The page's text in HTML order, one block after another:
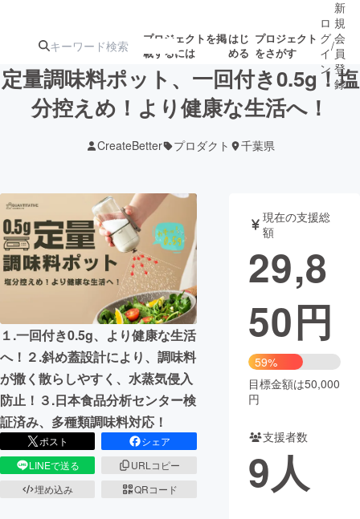
プロジェクトを掲
載するには
はじ
める
プロジェクト
をさがす
ターン
注目の新着プロ
ジェクト
募集終了が近いプ
ロジェクト
アート・写真 音楽
テクノロジー・ガジェット ゲーム・
映像・映画 書籍・雑誌
ビジネス・起業 チャレンジ
まちづくり・地域活性化
CAMPFIRE for Social Good CAMPFIRE Creation
CAMPFIREふるさと納税
コミュニティ
ロ
グ
イ
ン
/
新
規
会
員
登
録
定量調味料ポット、一回付き0.5g！塩
分控えめ！より健康な生活へ！
CreateBetter プロダクト 千葉県
１.一回付き0.5g、より健康な生活
へ！２.斜め蓋設計により、調味料
が撒く散らしやすく、水蒸気侵入
防止！３.日本食品分析センター検
証済み、多種類調味料対応！
ポスト
シェア
LINEで送る
URLコピー
埋め込み
QRコード
現在の支援総
額
29,8
50円
59%
目標金額は50,000
円
支援者数
9人